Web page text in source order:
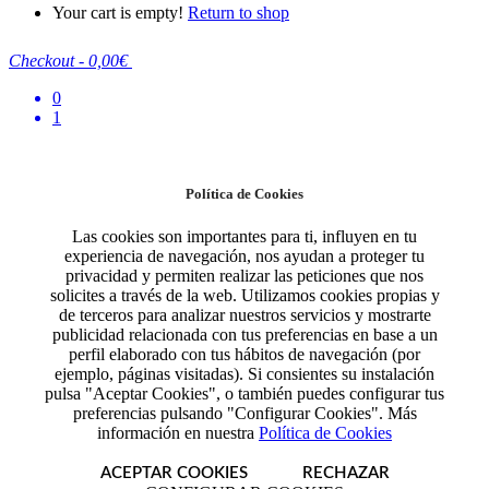
Your cart is empty! Return to shop
Checkout - 0,00€
0
1
Política de Cookies
Las cookies son importantes para ti, influyen en tu
experiencia de navegación, nos ayudan a proteger tu
privacidad y permiten realizar las peticiones que nos
solicites a través de la web. Utilizamos cookies propias y
de terceros para analizar nuestros servicios y mostrarte
publicidad relacionada con tus preferencias en base a un
perfil elaborado con tus hábitos de navegación (por
ejemplo, páginas visitadas). Si consientes su instalación
pulsa "Aceptar Cookies", o también puedes configurar tus
preferencias pulsando "Configurar Cookies". Más
información en nuestra Política de Cookies
ACEPTAR COOKIES RECHAZAR